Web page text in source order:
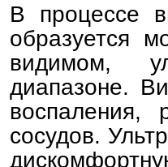
В процессе
образуется
видимом,
диапазоне.
воспаления,
сосудов.